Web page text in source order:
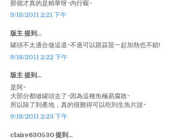
那個才真的是精華呀~內行喔~
9/18/2011 2:21 下午
版主 提到...
罐頭不太適合做這道~不過可以跟蒜苗一起加熱也不錯!
9/18/2011 2:22 下午
版主 提到...
是阿~
大部分都做罐頭去了~因為這種魚極易腐敗~
所以除了到產地，真的很難得可以吃到生魚片說~
9/18/2011 2:23 下午
claire630530 提到...